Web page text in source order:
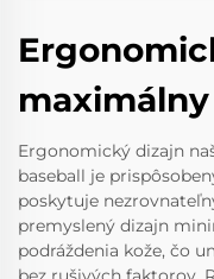
Ergonomický dizajn
baseball je
poskytuje
premyslený dizajn
podráždenia kože, čo